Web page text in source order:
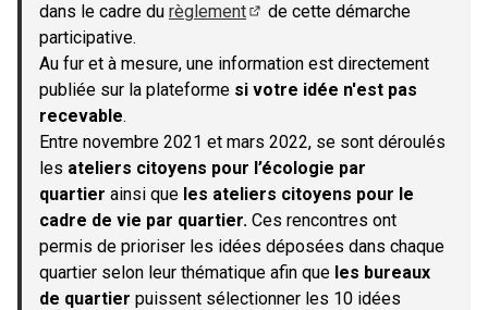
dans le cadre du règlement
de cette démarche
participative.
Au fur et à mesure, une information est directement
publiée sur la plateforme si votre idée n'est pas
recevable.
Entre novembre 2021 et mars 2022, se sont déroulés
les ateliers citoyens pour l’écologie par
quartier ainsi que les ateliers citoyens pour le
cadre de vie par quartier. Ces rencontres ont
permis de prioriser les idées déposées dans chaque
quartier selon leur thématique afin que les bureaux
de quartier puissent sélectionner les 10 idées